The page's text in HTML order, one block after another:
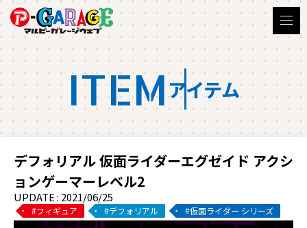
ITEM アイテム
デフォリアル 仮面ライダーエグゼイド アクシ
ョンゲーマーレベル2
UPDATE : 2021/06/25
フィギュア デフォリアル 仮面ライダー シリーズ